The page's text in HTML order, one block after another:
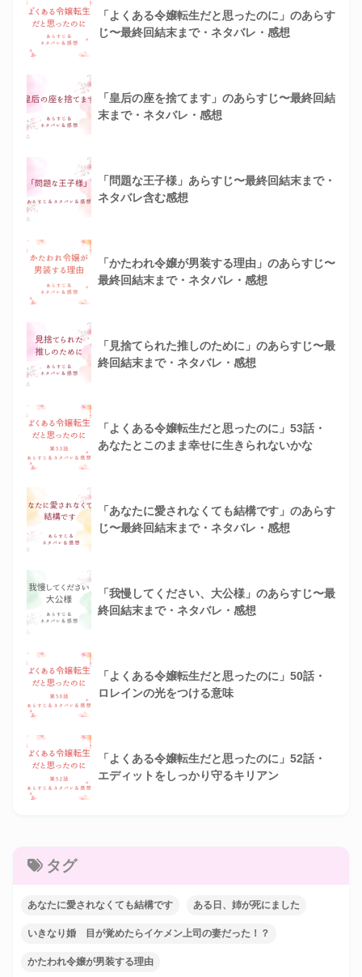
「よくある令嬢転生だと思ったのに」のあらす
じ〜最終回結末まで・ネタバレ・感想
「皇后の座を捨てます」のあらすじ〜最終回結
末まで・ネタバレ・感想
「問題な王子様」あらすじ〜最終回結末まで・
ネタバレ含む感想
「かたわれ令嬢が男装する理由」のあらすじ〜
最終回結末まで・ネタバレ・感想
「見捨てられた推しのために」のあらすじ〜最
終回結末まで・ネタバレ・感想
「よくある令嬢転生だと思ったのに」53話・
あなたとこのまま幸せに生きられないかな
「あなたに愛されなくても結構です」のあらす
じ〜最終回結末まで・ネタバレ・感想
「我慢してください、大公様」のあらすじ〜最
終回結末まで・ネタバレ・感想
「よくある令嬢転生だと思ったのに」50話・
ロレインの光をつける意味
「よくある令嬢転生だと思ったのに」52話・
エディットをしっかり守るキリアン
タグ
あなたに愛されなくても結構です ある日、姉が死にました
いきなり婚 目が覚めたらイケメン上司の妻だった！？
かたわれ令嬢が男装する理由